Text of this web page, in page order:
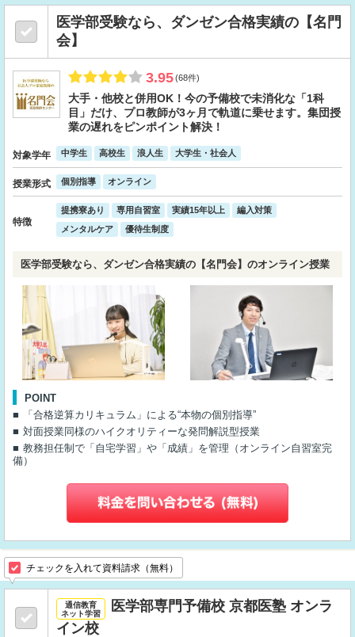
医学部受験なら、ダンゼン合格実績の【名門
会】
3.95(68件)
大手・他校と併用OK！今の予備校で未消化な「1科
目」だけ、プロ教師が3ヶ月で軌道に乗せます。集団授
業の遅れをピンポイント解決！
対象学年 中学生 高校生 浪人生 大学生・社会人
授業形式 個別指導 オンライン
特徴
提携寮あり 専用自習室 実績15年以上
編入対策
メンタルケア
優待生制度
医学部受験なら、ダンゼン合格実績の【名門会】のオンライン授業
POINT
「合格逆算カリキュラム」による“本物の個別指導”
対面授業同様のハイクオリティーな発問解説型授業
教務担任制で「自宅学習」や「成績」を管理（オンライン自習室完
備）
チェックを入れて資料請求（無料）
通信教育
ネット学習
医学部専門予備校 京都医塾 オンラ
イン校